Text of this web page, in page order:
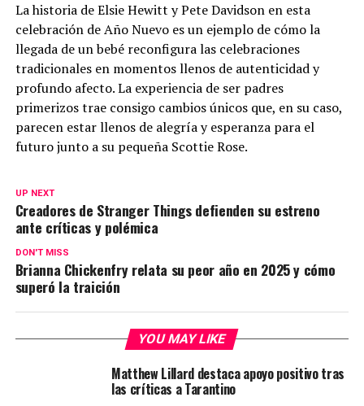
La historia de Elsie Hewitt y Pete Davidson en esta
celebración de Año Nuevo es un ejemplo de cómo la
llegada de un bebé reconfigura las celebraciones
tradicionales en momentos llenos de autenticidad y
profundo afecto. La experiencia de ser padres
primerizos trae consigo cambios únicos que, en su caso,
parecen estar llenos de alegría y esperanza para el
futuro junto a su pequeña Scottie Rose.
UP NEXT
Creadores de Stranger Things defienden su estreno
ante críticas y polémica
DON'T MISS
Brianna Chickenfry relata su peor año en 2025 y cómo
superó la traición
YOU MAY LIKE
Matthew Lillard destaca apoyo positivo tras
las críticas a Tarantino